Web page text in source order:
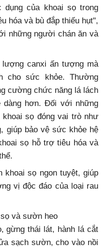
dụng của khoai sọ trong
hóa và bù đắp thiếu hụt",
những người chán ăn và
lượng canxi ấn tượng mà
cho sức khỏe. Thường
cường chức năng lá lách
dàng hơn. Đối với những
sọ đóng vai trò như
giúp bảo vệ sức khỏe hệ
sọ hỗ trợ tiêu hóa và
khoai sọ ngon tuyệt, giúp
vị độc đáo của loại rau
và sườn heo
gừng thái lát, hành lá cắt
sạch sườn, cho vào nồi